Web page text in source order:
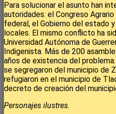
Para solucionar el asunto han
autoridades: el Congreso
federal, el Gobierno del estado
locales. El mismo conflicto ha
Universidad Autónoma de
Indigenista. Más de 200
años de existencia del
se segregaron del municipio de
refugiaron en el municipio de
decreto de creación del
Personajes ilustres.